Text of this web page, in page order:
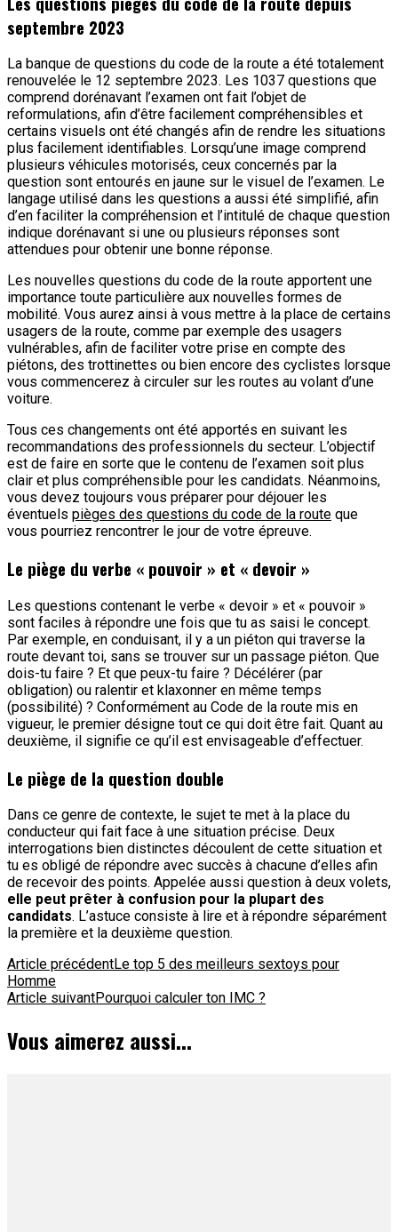
septembre 2023
La banque de questions du code de la route a été totalement
renouvelée le 12 septembre 2023. Les 1037 questions que
comprend dorénavant l’examen ont fait l’objet de
reformulations, afin d’être facilement compréhensibles et
certains visuels ont été changés afin de rendre les situations
plus facilement identifiables. Lorsqu’une image comprend
plusieurs véhicules motorisés, ceux concernés par la
question sont entourés en jaune sur le visuel de l’examen. Le
langage utilisé dans les questions a aussi été simplifié, afin
d’en faciliter la compréhension et l’intitulé de chaque question
indique dorénavant si une ou plusieurs réponses sont
attendues pour obtenir une bonne réponse.
Les nouvelles questions du code de la route apportent une
importance toute particulière aux nouvelles formes de
mobilité. Vous aurez ainsi à vous mettre à la place de certains
usagers de la route, comme par exemple des usagers
vulnérables, afin de faciliter votre prise en compte des
piétons, des trottinettes ou bien encore des cyclistes lorsque
vous commencerez à circuler sur les routes au volant d’une
voiture.
Tous ces changements ont été apportés en suivant les
recommandations des professionnels du secteur. L’objectif
est de faire en sorte que le contenu de l’examen soit plus
clair et plus compréhensible pour les candidats. Néanmoins,
vous devez toujours vous préparer pour déjouer les
éventuels pièges des questions du code de la route que
vous pourriez rencontrer le jour de votre épreuve.
Le piège du verbe « pouvoir » et « devoir »
Les questions contenant le verbe « devoir » et « pouvoir »
sont faciles à répondre une fois que tu as saisi le concept.
Par exemple, en conduisant, il y a un piéton qui traverse la
route devant toi, sans se trouver sur un passage piéton. Que
dois-tu faire ? Et que peux-tu faire ? Décélérer (par
obligation) ou ralentir et klaxonner en même temps
(possibilité) ? Conformément au Code de la route mis en
vigueur, le premier désigne tout ce qui doit être fait. Quant au
deuxième, il signifie ce qu’il est envisageable d’effectuer.
Le piège de la question double
Dans ce genre de contexte, le sujet te met à la place du
conducteur qui fait face à une situation précise. Deux
interrogations bien distinctes découlent de cette situation et
tu es obligé de répondre avec succès à chacune d’elles afin
de recevoir des points. Appelée aussi question à deux volets,
elle peut prêter à confusion pour la plupart des
candidats. L’astuce consiste à lire et à répondre séparément
la première et la deuxième question.
Navigation
d'article
Article précédentLe top 5 des meilleurs sextoys pour
Homme
Article suivantPourquoi calculer ton IMC ?
Vous aimerez aussi...